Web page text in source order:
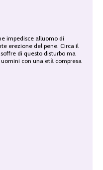
impedisce alluomo di
erezione del pene. Circa il
di questo disturbo ma
con una età compresa